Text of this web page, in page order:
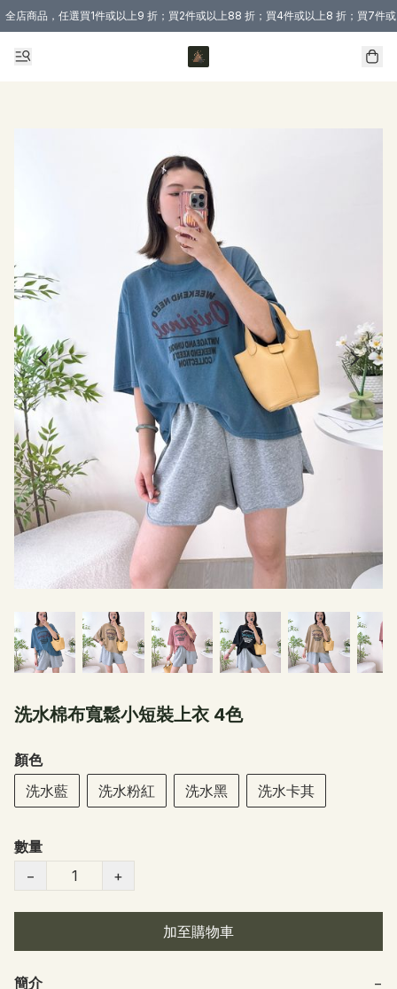
全店商品，任選買1件或以上9 折；買2件或以上88 折；買4件或以上8 折；買7件
購買 3 件商品或以上即享免運費優惠！（適用於 本地送貨、本地取貨 )
洗水棉布寬鬆小短裝上衣 4色
顏色
洗水藍
洗水粉紅 洗水黑 洗水卡其
數量
−
+
加至購物車
簡介 −